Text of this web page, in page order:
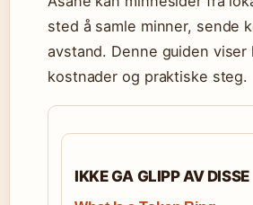
sted å samle minner, sende
avstand. Denne guiden
kostnader og praktiske steg.
IKKE GA GLIPP AV DISSE